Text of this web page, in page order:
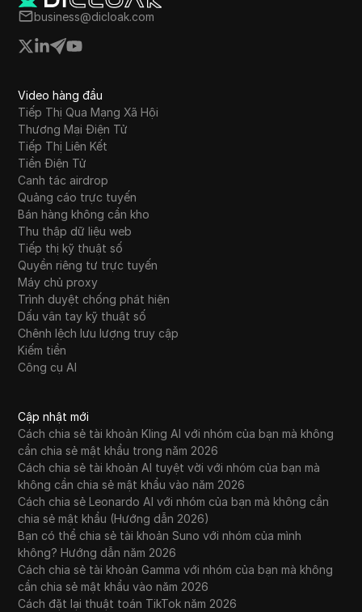
thử bot và cung cấp phản hồi.
business@dicloak.com
Video hàng đầu
Tiếp Thị Qua Mạng Xã Hội
Thương Mại Điện Tử
Tiếp Thị Liên Kết
Tiền Điện Tử
Canh tác airdrop
Quảng cáo trực tuyến
Bán hàng không cần kho
Thu thập dữ liệu web
Tiếp thị kỹ thuật số
Quyền riêng tư trực tuyến
Máy chủ proxy
Trình duyệt chống phát hiện
Dấu vân tay kỹ thuật số
Chênh lệch lưu lượng truy cập
Kiếm tiền
Công cụ AI
Cập nhật mới
Cách chia sẻ tài khoản Kling AI với nhóm của bạn mà không
cần chia sẻ mật khẩu trong năm 2026
Cách chia sẻ tài khoản AI tuyệt vời với nhóm của bạn mà
không cần chia sẻ mật khẩu vào năm 2026
Cách chia sẻ Leonardo AI với nhóm của bạn mà không cần
chia sẻ mật khẩu (Hướng dẫn 2026)
Bạn có thể chia sẻ tài khoản Suno với nhóm của mình
không? Hướng dẫn năm 2026
Cách chia sẻ tài khoản Gamma với nhóm của bạn mà không
cần chia sẻ mật khẩu vào năm 2026
Cách đặt lại thuật toán TikTok năm 2026